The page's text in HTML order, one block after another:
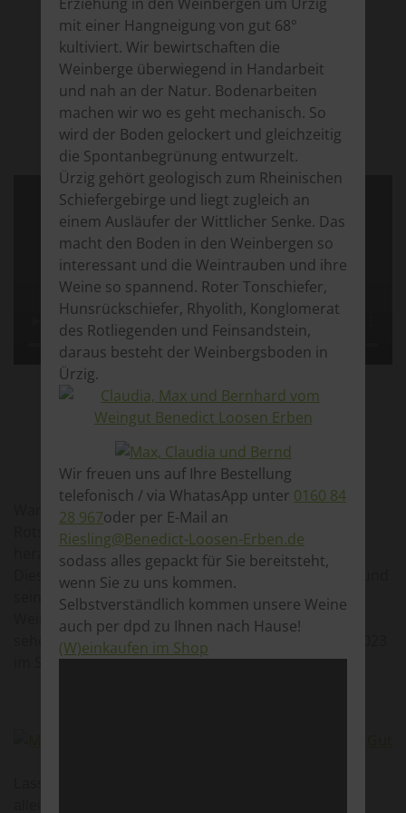
mit einer Hangneigung von gut 68°
kultiviert. Wir bewirtschaften die
Weinberge überwiegend in Handarbeit
und nah an der Natur. Bodenarbeiten
machen wir wo es geht mechanisch. So
wird der Boden gelockert und gleichzeitig
die Spontanbegrünung entwurzelt.
Ürzig gehört geologisch zum Rheinischen
Schiefergebirge und liegt zugleich an
einem Ausläufer der Wittlicher Senke. Das
macht den Boden in den Weinbergen so
interessant und die Weintrauben und ihre
Weine so spannend. Roter Tonschiefer,
Hunsrückschiefer, Rhyolith, Konglomerat
des Rotliegenden und Feinsandstein,
daraus besteht der Weinbergsboden in
Ürzig.
Wir freuen uns auf Ihre Bestellung
telefonisch / via WhatasApp unter 0160 84
28 967oder per E-Mail an
Riesling@Benedict-Loosen-Erben.de
sodass alles gepackt für Sie bereitsteht,
wenn Sie zu uns kommen.
Selbstverständlich kommen unsere Weine
auch per dpd zu Ihnen nach Hause!
(W)einkaufen im Shop
Warum sind die Ürziger in der Region als
Rotschwänzchen bekannt und was ist das
herausragende der Weine im Ürziger Würzgarten?
Dieser Frage sind Moderator Marius Zimmermann und
sein SWR Team zusammen mit Claudia Müller vom
WeinGut Benedict Loosen Erben nachgegangen. Zu
sehen gibt es das Ergebnis am Freitag, 18. August 2023
im SWR Kaffee oder Tee.